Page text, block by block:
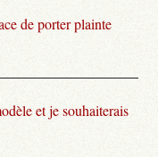
de porter plainte
et je souhaiterais